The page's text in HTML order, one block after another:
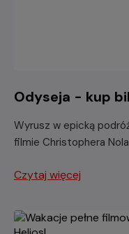
Odyseja - kup
Wyrusz w epicką
filmie Christophera
Czytaj więcej